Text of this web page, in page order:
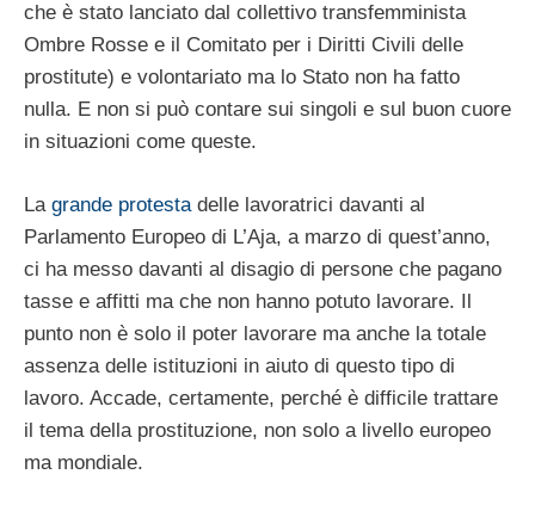
che è stato lanciato dal collettivo transfemminista
Ombre Rosse e il Comitato per i Diritti Civili delle
prostitute) e volontariato ma lo Stato non ha fatto
nulla. E non si può contare sui singoli e sul buon cuore
in situazioni come queste.
La grande protestadelle lavoratrici davanti al
Parlamento Europeo di L’Aja, a marzo di quest’anno,
ci ha messo davanti al disagio di persone che pagano
tasse e affitti ma che non hanno potuto lavorare. Il
punto non è solo il poter lavorare ma anche la totale
assenza delle istituzioni in aiuto di questo tipo di
lavoro. Accade, certamente, perché è difficile trattare
il tema della prostituzione, non solo a livello europeo
ma mondiale.